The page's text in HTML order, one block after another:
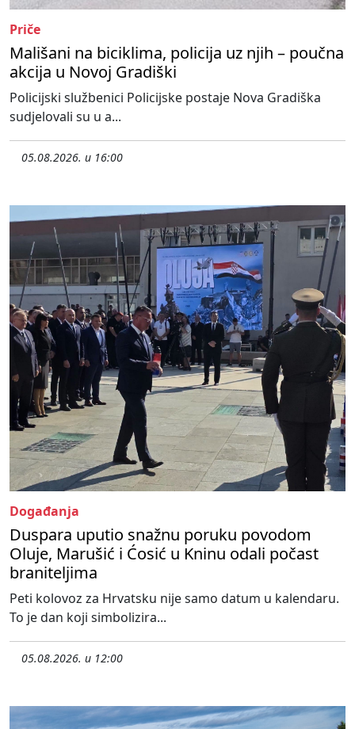
Priče
Mališani na biciklima, policija uz njih – poučna
akcija u Novoj Gradiški
Policijski službenici Policijske postaje Nova Gradiška
sudjelovali su u a...
05.08.2026. u 16:00
Događanja
Duspara uputio snažnu poruku povodom
Oluje, Marušić i Ćosić u Kninu odali počast
braniteljima
Peti kolovoz za Hrvatsku nije samo datum u kalendaru.
To je dan koji simbolizira...
05.08.2026. u 12:00